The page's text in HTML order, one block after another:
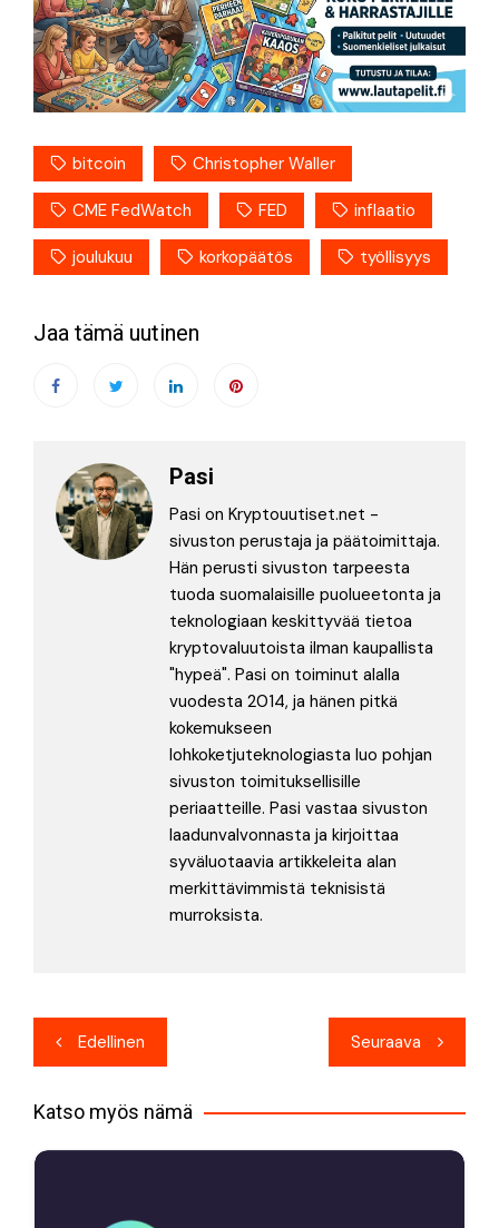
bitcoin Christopher Waller
CME FedWatch FED inflaatio
joulukuu korkopäätös työllisyys
Jaa tämä uutinen
Pasi
Pasi on Kryptouutiset.net -
sivuston perustaja ja päätoimittaja.
Hän perusti sivuston tarpeesta
tuoda suomalaisille puolueetonta ja
teknologiaan keskittyvää tietoa
kryptovaluutoista ilman kaupallista
"hypeä". Pasi on toiminut alalla
vuodesta 2014, ja hänen pitkä
kokemukseen
lohkoketjuteknologiasta luo pohjan
sivuston toimituksellisille
periaatteille. Pasi vastaa sivuston
laadunvalvonnasta ja kirjoittaa
syväluotaavia artikkeleita alan
merkittävimmistä teknisistä
murroksista.
Artikkelien
selaus
Edellinen Seuraava
Katso myös nämä